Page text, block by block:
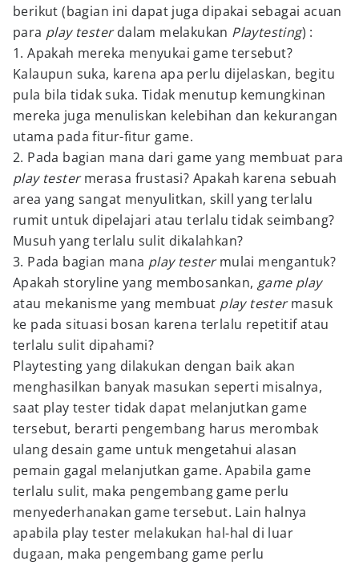
berikut (bagian ini dapat juga dipakai sebagai acuan
para play testerdalam melakukan Playtesting) :
1. Apakah mereka menyukai game tersebut?
Kalaupun suka, karena apa perlu dijelaskan, begitu
pula bila tidak suka. Tidak menutup kemungkinan
mereka juga menuliskan kelebihan dan kekurangan
utama pada fitur-fitur game.
2. Pada bagian mana dari game yang membuat para
play testermerasa frustasi? Apakah karena sebuah
area yang sangat menyulitkan, skill yang terlalu
rumit untuk dipelajari atau terlalu tidak seimbang?
Musuh yang terlalu sulit dikalahkan?
3. Pada bagian mana play testermulai mengantuk?
Apakah storyline yang membosankan, game play
atau mekanisme yang membuat play testermasuk
ke pada situasi bosan karena terlalu repetitif atau
terlalu sulit dipahami?
Playtesting yang dilakukan dengan baik akan
menghasilkan banyak masukan seperti misalnya,
saat play tester tidak dapat melanjutkan game
tersebut, berarti pengembang harus merombak
ulang desain game untuk mengetahui alasan
pemain gagal melanjutkan game. Apabila game
terlalu sulit, maka pengembang game perlu
menyederhanakan game tersebut. Lain halnya
apabila play tester melakukan hal-hal di luar
dugaan, maka pengembang game perlu